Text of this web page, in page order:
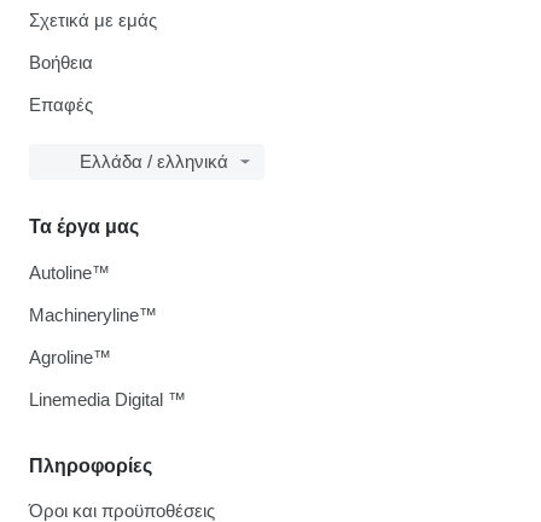
Σχετικά με εμάς
Βοήθεια
Επαφές
Ελλάδα / ελληνικά
Πληροφορίες
Όροι και προϋποθέσεις
Τα έργα μας
Autoline™
Machineryline™
Agroline™
Linemedia Digital ™